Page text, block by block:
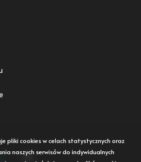
Facebook
pliki cookies w celach statystycznych oraz
naszych serwisów do indywidualnych